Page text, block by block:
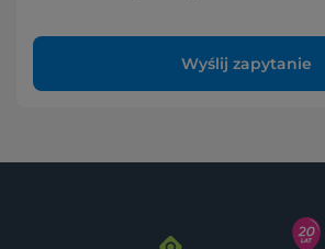
Wyślij zapytanie